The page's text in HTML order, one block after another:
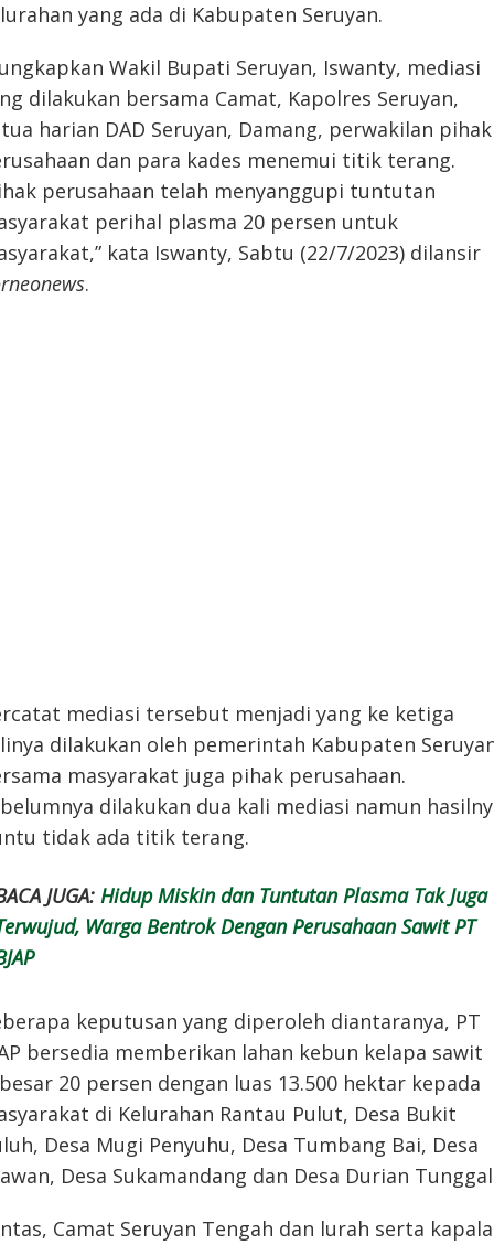
yang ada di Kabupaten Seruyan.
Wakil Bupati Seruyan, Iswanty, mediasi
dilakukan bersama Camat, Kapolres Seruyan,
harian DAD Seruyan, Damang, perwakilan pihak
dan para kades menemui titik terang.
perusahaan telah menyanggupi tuntutan
perihal plasma 20 persen untuk
kata Iswanty, Sabtu (22/7/2023) dilansir
.
mediasi tersebut menjadi yang ke ketiga
dilakukan oleh pemerintah Kabupaten
masyarakat juga pihak perusahaan.
dilakukan dua kali mediasi namun
tidak ada titik terang.
JUGA: Hidup Miskin dan Tuntutan Plasma Tak Juga
Warga Bentrok Dengan Perusahaan Sawit PT
keputusan yang diperoleh diantaranya, PT
bersedia memberikan lahan kebun kelapa sawit
20 persen dengan luas 13.500 hektar kepada
di Kelurahan Rantau Pulut, Desa Bukit
Desa Mugi Penyuhu, Desa Tumbang Bai, Desa
Desa Sukamandang dan Desa Durian
Camat Seruyan Tengah dan lurah serta kapala